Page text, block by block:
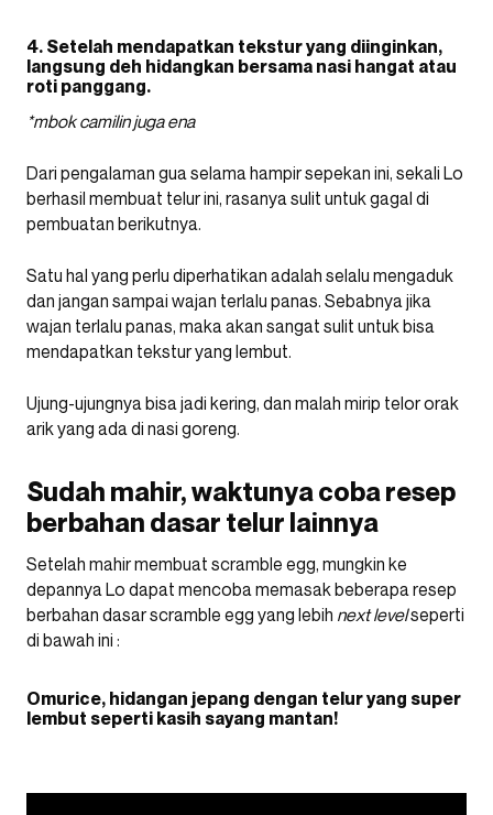
4. Setelah mendapatkan tekstur yang diinginkan,
langsung deh hidangkan bersama nasi hangat atau
roti panggang.
*mbok camilin juga ena
Dari pengalaman gua selama hampir sepekan ini, sekali Lo
berhasil membuat telur ini, rasanya sulit untuk gagal di
pembuatan berikutnya.
Satu hal yang perlu diperhatikan adalah selalu mengaduk
dan jangan sampai wajan terlalu panas. Sebabnya jika
wajan terlalu panas, maka akan sangat sulit untuk bisa
mendapatkan tekstur yang lembut.
Ujung-ujungnya bisa jadi kering, dan malah mirip telor orak
arik yang ada di nasi goreng.
Sudah mahir, waktunya coba resep
berbahan dasar telur lainnya
Setelah mahir membuat scramble egg, mungkin ke
depannya Lo dapat mencoba memasak beberapa resep
berbahan dasar scramble egg yang lebih next levelseperti
di bawah ini :
Omurice, hidangan jepang dengan telur yang super
lembut seperti kasih sayang mantan!